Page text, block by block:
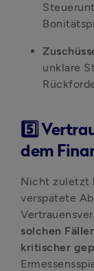
unklare
5️⃣
dem
Nicht zuletzt
verspätete
solchen
kritischer